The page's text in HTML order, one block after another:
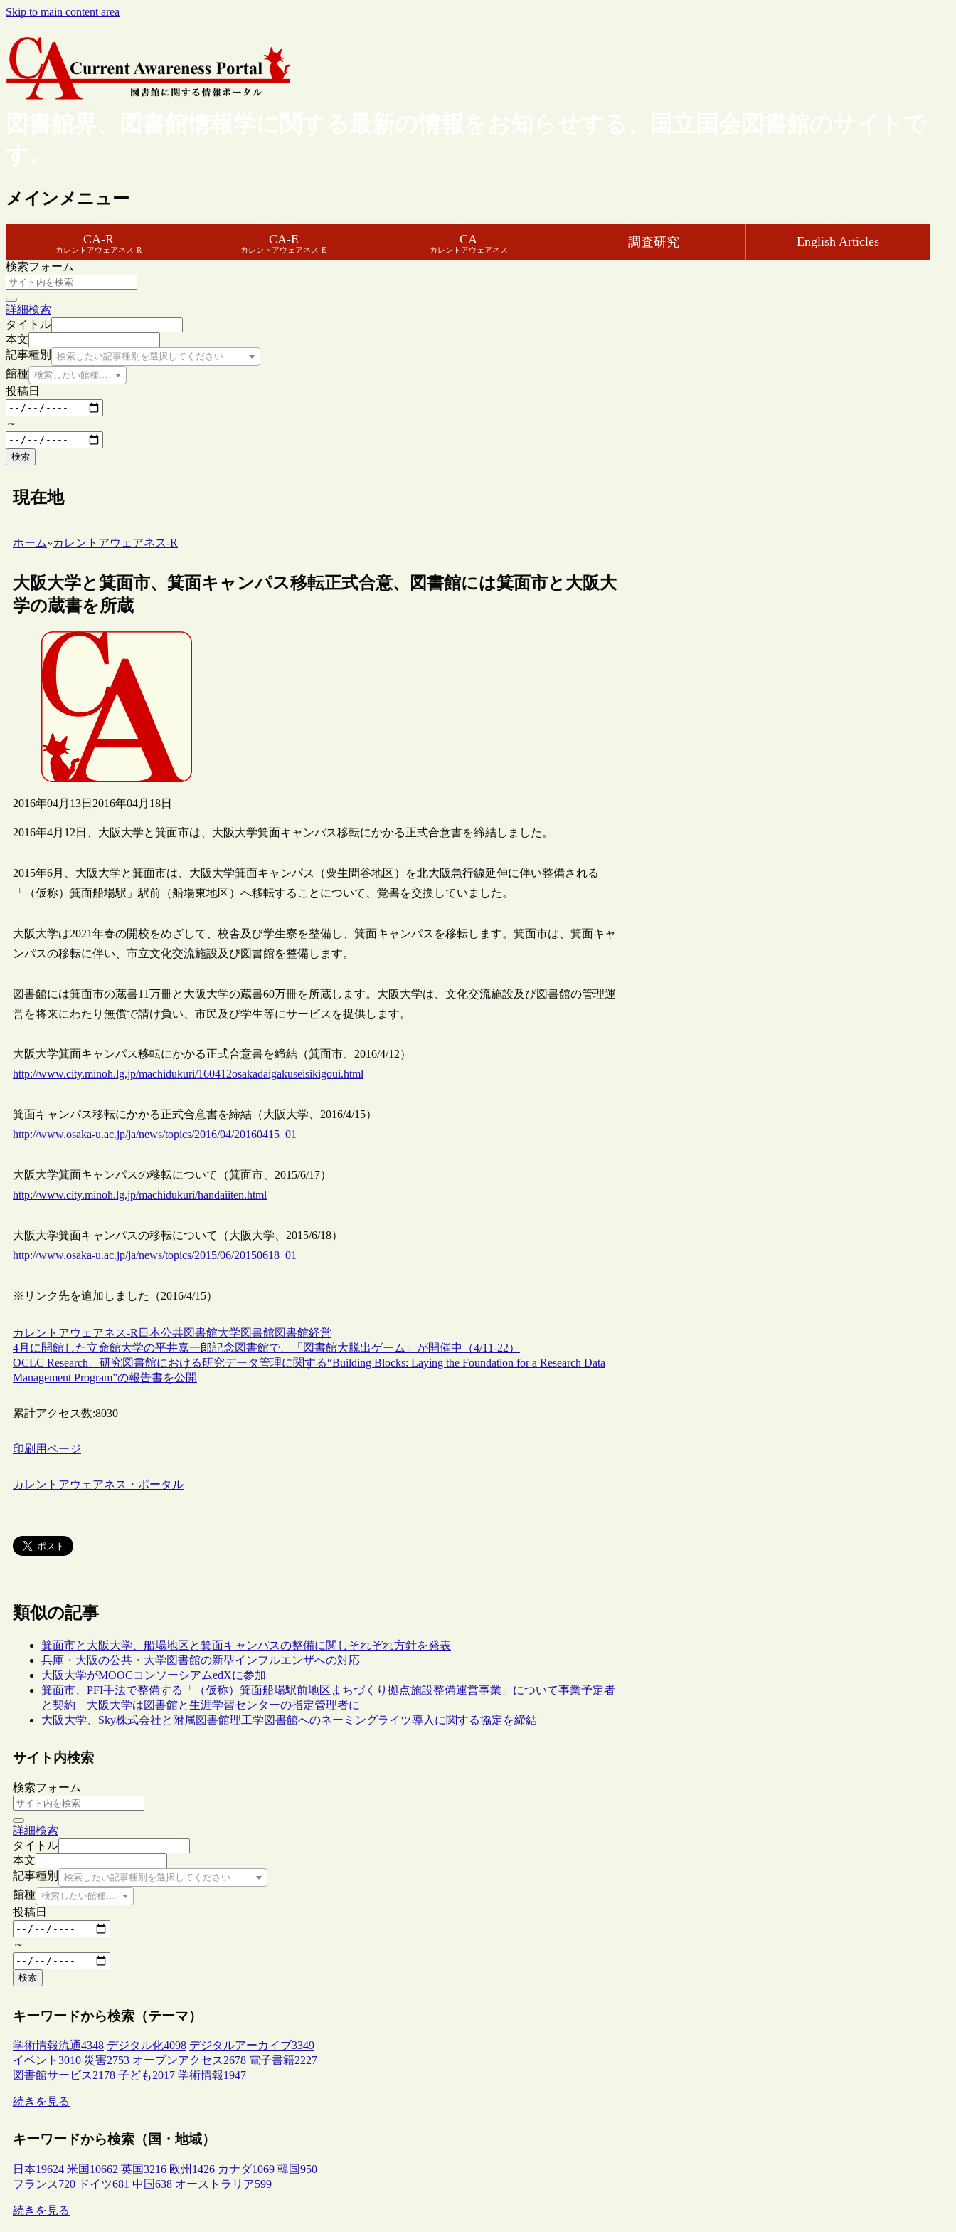
Skip to main content area
図書館界、図書館情報学に関する最新の情報をお知らせする、国立国会図書館のサイトで
す。
メインメニュー
CA-R
カレントアウェアネス-R
CA-E
カレントアウェアネス-E
CA
カレントアウェアネス
調査研究 English Articles
検索フォーム
詳細検索
タイトル
本文
記事種別
検索したい記事種別を選択してください
館種 検索したい館種を選択してください
投稿日
～
検索
現在地
ホーム»カレントアウェアネス-R
大阪大学と箕面市、箕面キャンパス移転正式合意、図書館には箕面市と大阪大
学の蔵書を所蔵
2016年04月13日 2016年04月18日
2016年4月12日、大阪大学と箕面市は、大阪大学箕面キャンパス移転にかかる正式合意書を締結しました。
2015年6月、大阪大学と箕面市は、大阪大学箕面キャンパス（粟生間谷地区）を北大阪急行線延伸に伴い整備される
「（仮称）箕面船場駅」駅前（船場東地区）へ移転することについて、覚書を交換していました。
大阪大学は2021年春の開校をめざして、校舎及び学生寮を整備し、箕面キャンパスを移転します。箕面市は、箕面キャ
ンパスの移転に伴い、市立文化交流施設及び図書館を整備します。
図書館には箕面市の蔵書11万冊と大阪大学の蔵書60万冊を所蔵します。大阪大学は、文化交流施設及び図書館の管理運
営を将来にわたり無償で請け負い、市民及び学生等にサービスを提供します。
大阪大学箕面キャンパス移転にかかる正式合意書を締結（箕面市、2016/4/12）
http://www.city.minoh.lg.jp/machidukuri/160412osakadaigakuseisikigoui.html
箕面キャンパス移転にかかる正式合意書を締結（大阪大学、2016/4/15）
http://www.osaka-u.ac.jp/ja/news/topics/2016/04/20160415_01
大阪大学箕面キャンパスの移転について（箕面市、2015/6/17）
http://www.city.minoh.lg.jp/machidukuri/handaiiten.html
大阪大学箕面キャンパスの移転について（大阪大学、2015/6/18）
http://www.osaka-u.ac.jp/ja/news/topics/2015/06/20150618_01
※リンク先を追加しました（2016/4/15）
カレントアウェアネス-R 日本公共図書館大学図書館図書館経営
4月に開館した立命館大学の平井嘉一郎記念図書館で、「図書館大脱出ゲーム」が開催中（4/11-22）
OCLC Research、研究図書館における研究データ管理に関する“Building Blocks: Laying the Foundation for a Research Data
Management Program”の報告書を公開
累計アクセス数:8030
印刷用ページ
カレントアウェアネス・ポータル
類似の記事
箕面市と大阪大学、船場地区と箕面キャンパスの整備に関しそれぞれ方針を発表
兵庫・大阪の公共・大学図書館の新型インフルエンザへの対応
大阪大学がMOOCコンソーシアムedXに参加
箕面市、PFI手法で整備する「（仮称）箕面船場駅前地区まちづくり拠点施設整備運営事業」について事業予定者
と契約 大阪大学は図書館と生涯学習センターの指定管理者に
大阪大学、Sky株式会社と附属図書館理工学図書館へのネーミングライツ導入に関する協定を締結
サイト内検索
検索フォーム
詳細検索
タイトル
本文
記事種別
検索したい記事種別を選択してください
館種 検索したい館種を選択してください
投稿日
～
検索
キーワードから検索（テーマ）
学術情報流通4348 デジタル化4098 デジタルアーカイブ3349
イベント 3010 災害2753 オープンアクセス2678 電子書籍2227
図書館サービス2178 子ども2017 学術情報1947
続きを見る
キーワードから検索（国・地域）
日本19624 米国 10662 英国3216 欧州 1426 カナダ1069 韓国950
フランス720 ドイツ681 中国638 オーストラリア599
続きを見る